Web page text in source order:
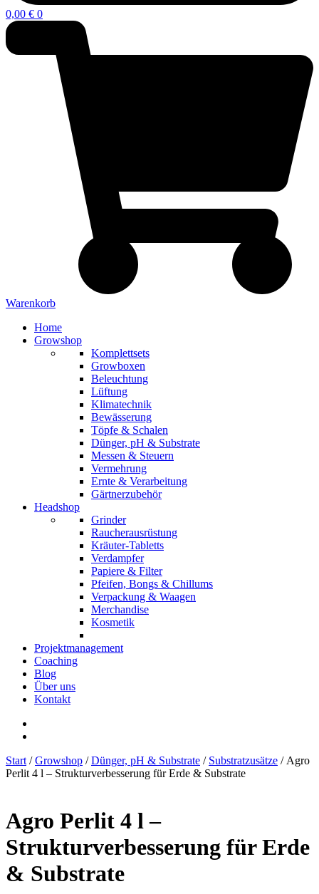
0,00 € 0
Warenkorb
Home
Growshop
Komplettsets
Growboxen
Beleuchtung
Lüftung
Klimatechnik
Bewässerung
Töpfe & Schalen
Dünger, pH & Substrate
Messen & Steuern
Vermehrung
Ernte & Verarbeitung
Gärtnerzubehör
Headshop
Grinder
Raucherausrüstung
Kräuter-Tabletts
Verdampfer
Papiere & Filter
Pfeifen, Bongs & Chillums
Verpackung & Waagen
Merchandise
Kosmetik
Projektmanagement
Coaching
Blog
Über uns
Kontakt
Start /Growshop /Dünger, pH & Substrate / Substratzusätze / Agro
Perlit 4 l – Strukturverbesserung für Erde & Substrate
Agro Perlit 4 l –
Strukturverbesserung für Erde
& Substrate